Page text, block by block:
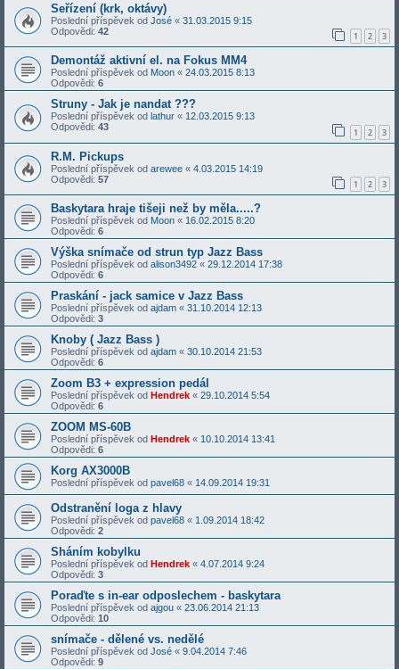
Seřízení (krk, oktávy)
Poslední příspěvek od José « 31.03.2015 9:15
Odpovědi: 42 1 2 3
Demontáž aktivní el. na Fokus MM4
Poslední příspěvek od Moon « 24.03.2015 8:13
Odpovědi: 6
Struny - Jak je nandat ???
Poslední příspěvek od lathur « 12.03.2015 9:13
Odpovědi: 43 1 2 3
R.M. Pickups
Poslední příspěvek od arewee « 4.03.2015 14:19
Odpovědi: 57 1 2 3
Baskytara hraje tišeji než by měla.....?
Poslední příspěvek od Moon « 16.02.2015 8:20
Odpovědi: 6
Výška snímače od strun typ Jazz Bass
Poslední příspěvek od alison3492 « 29.12.2014 17:38
Odpovědi: 6
Praskání - jack samice v Jazz Bass
Poslední příspěvek od ajdam « 31.10.2014 12:13
Odpovědi: 3
Knoby ( Jazz Bass )
Poslední příspěvek od ajdam « 30.10.2014 21:53
Odpovědi: 6
Zoom B3 + expression pedál
Poslední příspěvek od Hendrek « 29.10.2014 5:54
Odpovědi: 6
ZOOM MS-60B
Poslední příspěvek od Hendrek « 10.10.2014 13:41
Odpovědi: 6
Korg AX3000B
Poslední příspěvek od pavel68 « 14.09.2014 19:31
Odstranění loga z hlavy
Poslední příspěvek od pavel68 « 1.09.2014 18:42
Odpovědi: 2
Sháním kobylku
Poslední příspěvek od Hendrek « 4.07.2014 9:24
Odpovědi: 3
Poraďte s in-ear odposlechem - baskytara
Poslední příspěvek od ajgou « 23.06.2014 21:13
Odpovědi: 10
snímače - dělené vs. nedělé
Poslední příspěvek od José « 9.04.2014 7:46
Odpovědi: 9